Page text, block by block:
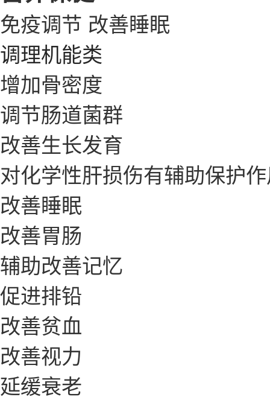
免疫调节 改善睡眠
调理机能类
增加骨密度
调节肠道菌群
改善生长发育
对化学性肝损伤有辅助保护
改善睡眠
改善胃肠
辅助改善记忆
促进排铅
改善贫血
改善视力
延缓衰老